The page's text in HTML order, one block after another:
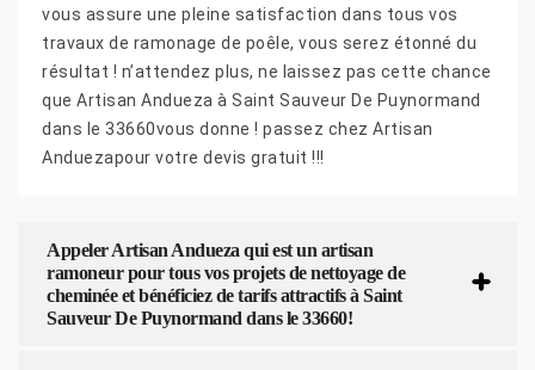
vous assure une pleine satisfaction dans tous vos
travaux de ramonage de poêle, vous serez étonné du
résultat ! n’attendez plus, ne laissez pas cette chance
que Artisan Andueza à Saint Sauveur De Puynormand
dans le 33660vous donne ! passez chez Artisan
Anduezapour votre devis gratuit !!!
Appeler Artisan Andueza qui est un artisan
ramoneur pour tous vos projets de nettoyage de
cheminée et bénéficiez de tarifs attractifs à Saint
Sauveur De Puynormand dans le 33660!